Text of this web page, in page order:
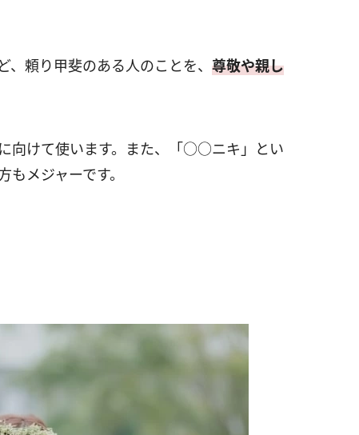
頼り甲斐のある人のことを、 尊敬や親し
向けて使います。また、「○○ニキ」とい
メジャーです。